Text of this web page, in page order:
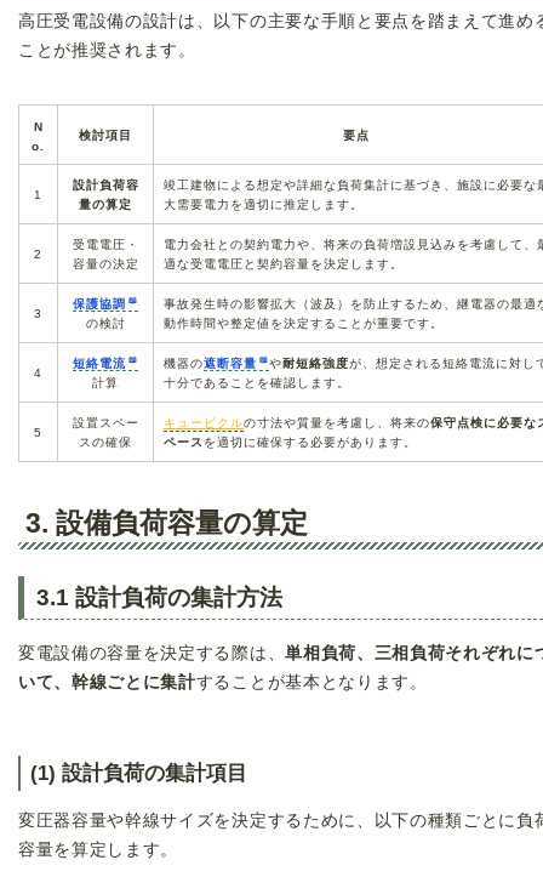
高圧受電設備の設計は、以下の主要な手順と要点を踏まえて進め
ことが推奨されます。
N
o.
検討項目 要点
1
設計負荷容
量の算定
竣工建物による想定や詳細な負荷集計に基づき、施設に必要な
大需要電力を適切に推定します。
2
受電電圧・
容量の決定
電力会社との契約電力や、将来の負荷増設見込みを考慮して、
適な受電電圧と契約容量を決定します。
3
保護協調
の検討
事故発生時の影響拡大（波及）を防止するため、継電器の最適
動作時間や整定値を決定することが重要です。
4
短絡電流
計算
機器の遮断容量 や耐短絡強度が、想定される短絡電流に対し
十分であることを確認します。
5
設置スペー
スの確保
キュービクルの寸法や質量を考慮し、将来の保守点検に必要な
ペース を適切に確保する必要があります。
3. 設備負荷容量の算定
3.1 設計負荷の集計方法
変電設備の容量を決定する際は、単相負荷、三相負荷それぞれに
いて、幹線ごとに集計することが基本となります。
(1) 設計負荷の集計項目
変圧器容量や幹線サイズを決定するために、以下の種類ごとに負
容量を算定します。